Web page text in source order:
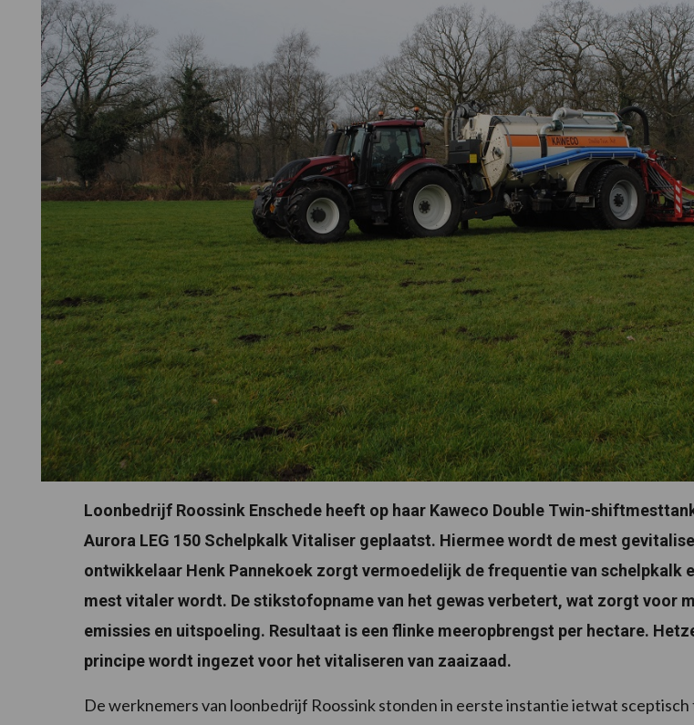
Loonbedrijf Roossink Enschede heeft op haar Kaweco Double Twin-
Aurora LEG 150 Schelpkalk Vitaliser geplaatst. Hiermee wordt de mest
ontwikkelaar Henk Pannekoek zorgt vermoedelijk de frequentie van schelpkalk
mest vitaler wordt. De stikstofopname van het gewas verbetert, wat zorgt voor
emissies en uitspoeling. Resultaat is een flinke meeropbrengst per hectare.
principe wordt ingezet voor het vitaliseren van zaaizaad.
De werknemers van loonbedrijf Roossink stonden in eerste instantie ietwat